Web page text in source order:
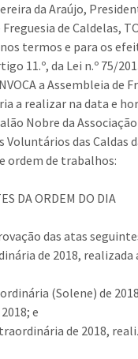
da Araújo,
de Caldelas,
nos termos e para os
11.º, da Lei n.º 75/
a Assembleia de
a realizar na data e
Nobre da
Voluntários das Caldas
ordem de trabalhos:
DA ORDEM DO DIA
das atas
de 2018, realizada
(Solene) de
e
de 2018,